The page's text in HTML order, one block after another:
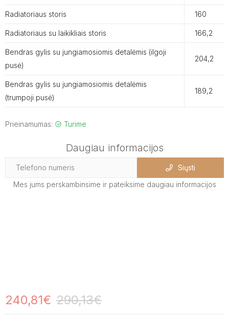
Radiatoriaus storis 160
Radiatoriaus su laikikliais storis 166,2
Bendras gylis su jungiamosiomis detalėmis (ilgoji
pusė)
204,2
Bendras gylis su jungiamosiomis detalėmis
(trumpoji pusė)
189,2
Prieinamumas: Turime
Daugiau informacijos
Siųsti
Mes jums perskambinsime ir pateiksime daugiau informacijos
240,81€ 290,13€